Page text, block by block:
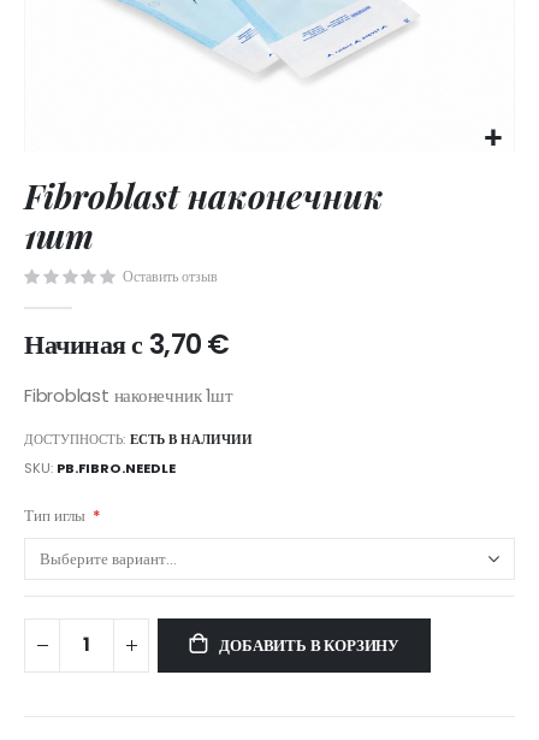
to
the
beginning
of
the
images
gallery
Fibroblast наконечник
1шт
Оставить отзыв
Начиная с3,70 €
Fibroblast наконечник 1шт
ДОСТУПНОСТЬ: ЕСТЬ В НАЛИЧИИ
SKU PB.FIBRO.NEEDLE
Тип иглы
ДОБАВИТЬ В КОРЗИНУ